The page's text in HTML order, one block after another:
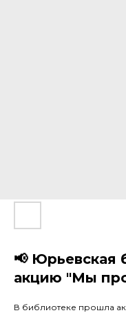
📢 Юрьевская
акцию "Мы
В библиотеке прошла